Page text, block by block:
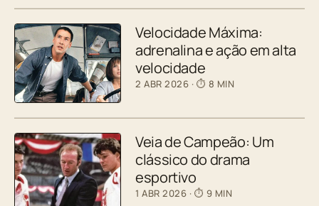
Velocidade Máxima:
adrenalina e ação em alta
velocidade
2 ABR 2026 · ⏱ 8 MIN
Veia de Campeão: Um
clássico do drama
esportivo
1 ABR 2026 · ⏱ 9 MIN